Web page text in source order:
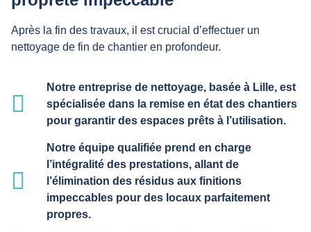
Après la fin des travaux, il est crucial d’effectuer un
nettoyage de fin de chantier en profondeur.
Notre entreprise de nettoyage, basée à Lille, est
spécialisée dans la remise en état des chantiers
pour garantir des espaces prêts à l’utilisation.
Notre équipe qualifiée prend en charge
l’intégralité des prestations, allant de
l’élimination des résidus aux finitions
impeccables pour des locaux parfaitement
propres.